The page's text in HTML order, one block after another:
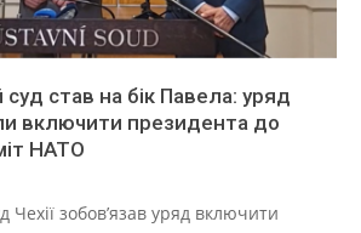
став на бік Павела: уряд
включити президента до
НАТО
Чехії зобов’язав уряд включити